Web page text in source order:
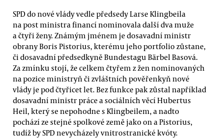
SPD do nové vlády vedle předsedy Larse Klingbeila
na post ministra financí nominovala další dva muže
a čtyři ženy. Známým jménem je dosavadní ministr
obrany Boris Pistorius, kterému jeho portfolio zůstane,
či dosavadní předsedkyně Bundestagu Bärbel Basová.
Za zmínku stojí, že celkem čtyřem z žen nominovaných
na pozice ministryň či zvláštních pověřenkyň nové
vlády je pod čtyřicet let. Bez funkce pak zůstal například
dosavadní ministr práce a sociálních věcí Hubertus
Heil, který se nepohodne s Klingbeilem, a nadto
pochází ze stejné spolkové země jako on a Pistorius,
tudíž by SPD nevycházely vnitrostranické kvóty.